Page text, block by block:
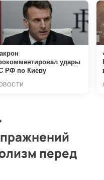
перед